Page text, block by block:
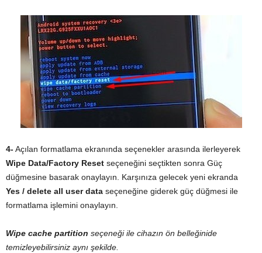
4-Açılan formatlama ekranında seçenekler arasında ilerleyerek
Wipe Data/Factory Reset seçeneğini seçtikten sonra Güç
düğmesine basarak onaylayın. Karşınıza gelecek yeni ekranda
Yes / delete all user data seçeneğine giderek güç düğmesi ile
formatlama işlemini onaylayın.
Wipe cache partition seçeneği ile cihazın ön belleğinide
temizleyebilirsiniz aynı şekilde.